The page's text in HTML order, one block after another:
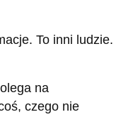
To inni ludzie.
na
czego nie